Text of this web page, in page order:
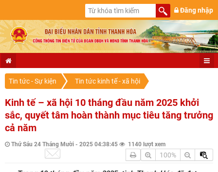
Đăng nhập
Tin tức - Sự kiện Tin tức kinh tế - xã hội
Kinh tế – xã hội 10 tháng đầu năm 2025 khởi
sắc, quyết tâm hoàn thành mục tiêu tăng trưởng
cả năm
Thứ Sáu 24 Tháng Mười - 2025 04:38:45 1140 lượt xem
100%